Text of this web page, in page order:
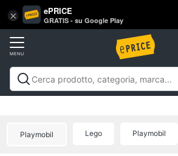
× ePRICE
GRATIS - su Google Play
Accedi
Registrati
Offerte
Vai
al
Giocattoli
Barbie,
giardino e da spiaggia
Giochi di
Playmobil Lego Playmobil